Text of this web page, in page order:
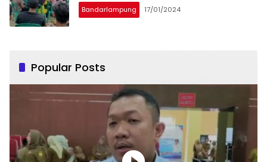
Bandarlampung 17/01/2024
Popular Posts